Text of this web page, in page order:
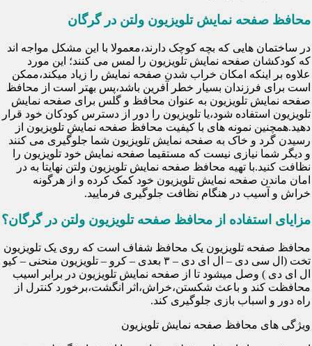
محافظ صفحه نمایش تلویزیون ولتن در گرگان
در ساختمان هایی که بچه کوچک دارند،معمولا با این مشکل مواجه اند
که کودکشان صفحه نمایش تلویزیون را لمس می کنند؛ این مورد
علاوه بر اینکه امکان خراب شدن صفحه نمایش را زیاد میکند،ممکن
است برای فرزندان بسیار خطر آفرین باشد،پس بهتر است از محافظ
صفحه نمایش تلویزیون به عنوان محافظ و گلس برای صفحه نمایش
تلویزیون استفاده شود،یا تلویزیون را دور از دسترس کودکان خود قرار
دهید.همچنین نمونه های با کیفیت محافظ صفحه نمایش تلویزیون از
رسیدن گرد و خاک به صفحه نمایش تلویزیون شما جلوگیری می کنند
و دیگر شما نیازی نیست که مستقیما صفحه نمایش خود تلویزیون را
نظافت کنید.با تهیه محافظ صفحه نمایش تلویزیون ولتن نهایتا به در
امان ماندن صفحه نمایش تلویزیون خود کمک کرده و از هرگونه
خراش و آسیب در هنگام نظافت جلوگیری فرمایید.
مزایای استفاده از محافظ صفحه تلویزیون ولتن در گرگان؟
محافظ صفحه تلویزیون یک محافظ شفاف است که روی یک تلویزیون
تخت (ال سی دی – ال ای دی – ۳ بعدی – کرو – تلویزیون منحنی – کیو
ال ای دی ) وصل میشود تا از صفحه نمایش تلویزیون در برابر اسیب
محافظت کند و باعث شکستن،خراش،اثر انگشت،برخورد کنترل از
راه دور و اسباب بازی جلوگیری کند.
ویژگی های محافظ صفحه نمایش تلویزیون